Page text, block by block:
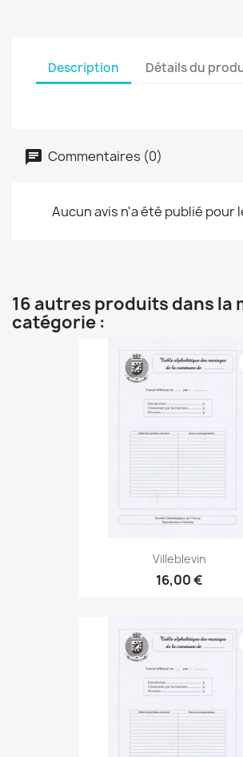
Description Détails du
Commentaires (0)
Aucun avis n'a été publié pour
16 autres produits dans la
catégorie :
Villeblevin
16,00 €